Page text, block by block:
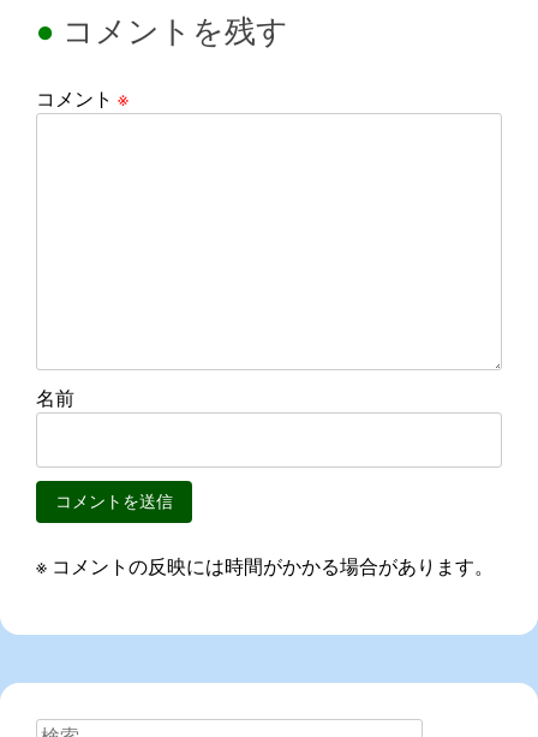
コメントを残す
コメント ※
名前
※ コメントの反映には時間がかかる場合があります。
検